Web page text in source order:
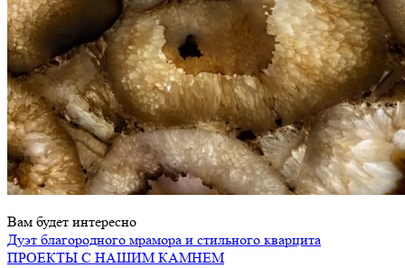
Вам будет интересно
Дуэт благородного мрамора и стильного кварцита
ПРОЕКТЫ С НАШИМ КАМНЕМ